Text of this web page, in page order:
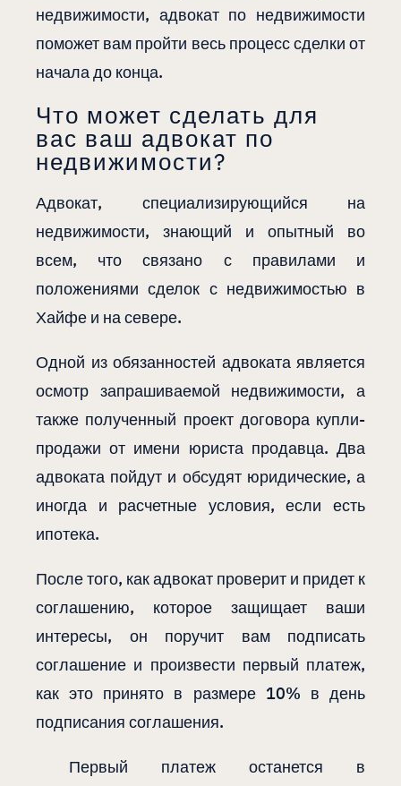
недвижимости, адвокат по недвижимости
поможет вам пройти весь процесс сделки от
начала до конца.
Что может сделать для
вас ваш адвокат по
недвижимости?
Адвокат, специализирующийся на
недвижимости, знающий и опытный во
всем, что связано с правилами и
положениями сделок с недвижимостью в
Хайфе и на севере.
Одной из обязанностей адвоката является
осмотр запрашиваемой недвижимости, а
также полученный проект договора купли-
продажи от имени юриста продавца. Два
адвоката пойдут и обсудят юридические, а
иногда и расчетные условия, если есть
ипотека.
После того, как адвокат проверит и придет к
соглашению, которое защищает ваши
интересы, он поручит вам подписать
соглашение и произвести первый платеж,
как это принято в размере 10% в день
подписания соглашения.
Первый платеж останется в